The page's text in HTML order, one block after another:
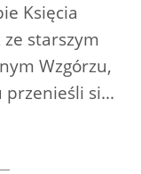
Księcia
ze starszym
Wzgórzu,
si...